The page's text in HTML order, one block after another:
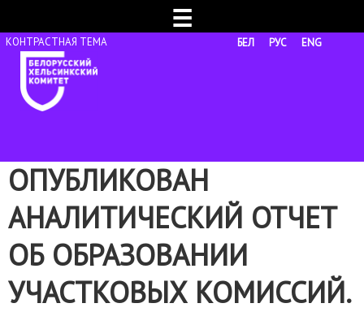
☰
БЕЛ РУС ENG
ОПУБЛИКОВАН
АНАЛИТИЧЕСКИЙ ОТЧЕТ
ОБ ОБРАЗОВАНИИ
УЧАСТКОВЫХ КОМИССИЙ.